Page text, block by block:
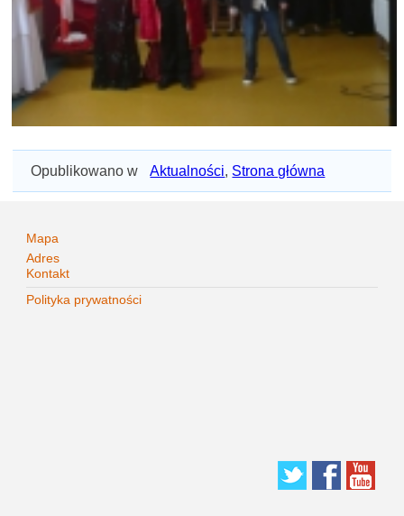
Opublikowano w Aktualności, Strona główna
Mapa
Adres
Kontakt
Polityka prywatności